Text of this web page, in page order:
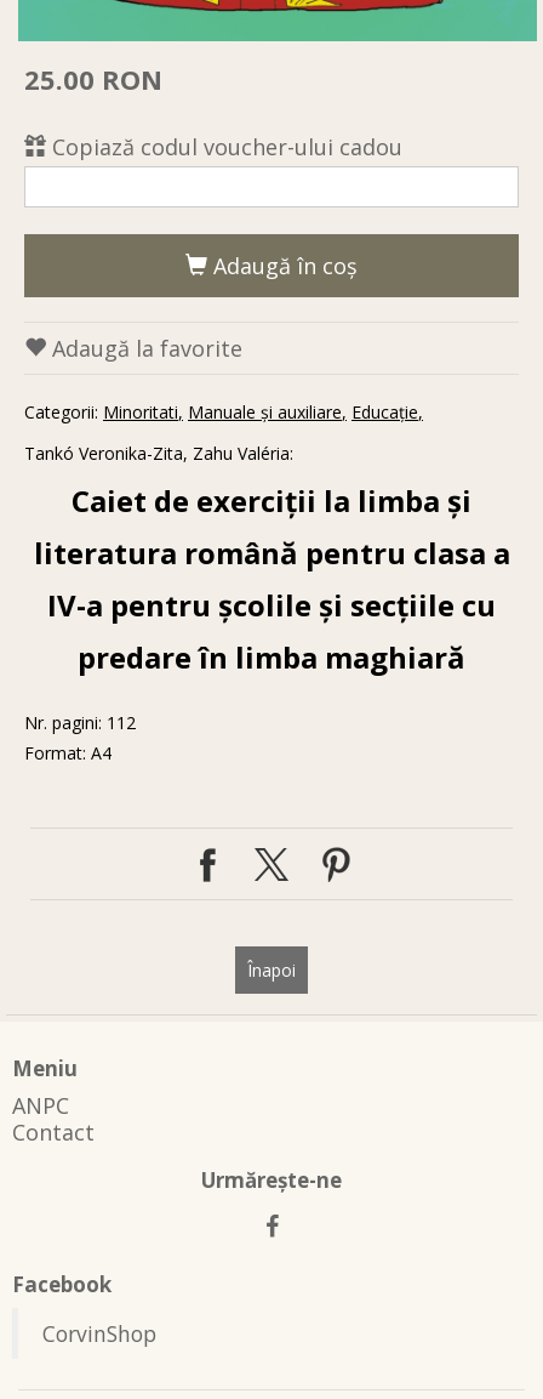
25.00 RON
Copiază codul voucher-ului cadou
Adaugă în coş
Adaugă la favorite
Categorii: Minoritati Manuale și auxiliare Educaţie
Tankó Veronika-Zita, Zahu Valéria:
Caiet de exerciţii la limba şi
literatura română pentru clasa a
IV-a pentru școlile și secțiile cu
predare în limba maghiară
Nr. pagini: 112
Format: A4
Înapoi
Meniu
ANPC
Contact
Urmăreşte-ne
Facebook
CorvinShop